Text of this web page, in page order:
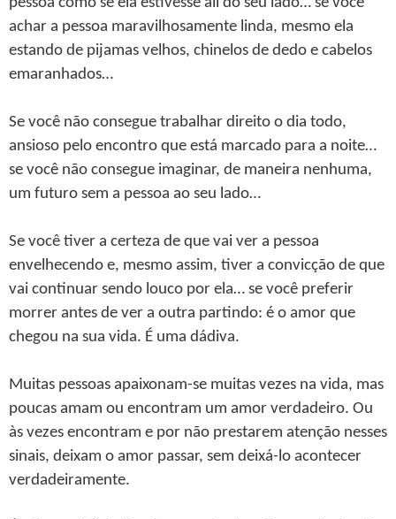
achar a pessoa maravilhosamente linda, mesmo ela
estando de pijamas velhos, chinelos de dedo e cabelos
emaranhados…
Se você não consegue trabalhar direito o dia todo,
ansioso pelo encontro que está marcado para a noite…
se você não consegue imaginar, de maneira nenhuma,
um futuro sem a pessoa ao seu lado…
Se você tiver a certeza de que vai ver a pessoa
envelhecendo e, mesmo assim, tiver a convicção de que
vai continuar sendo louco por ela… se você preferir
morrer antes de ver a outra partindo: é o amor que
chegou na sua vida. É uma dádiva.
Muitas pessoas apaixonam-se muitas vezes na vida, mas
poucas amam ou encontram um amor verdadeiro. Ou
às vezes encontram e por não prestarem atenção nesses
sinais, deixam o amor passar, sem deixá-lo acontecer
verdadeiramente.